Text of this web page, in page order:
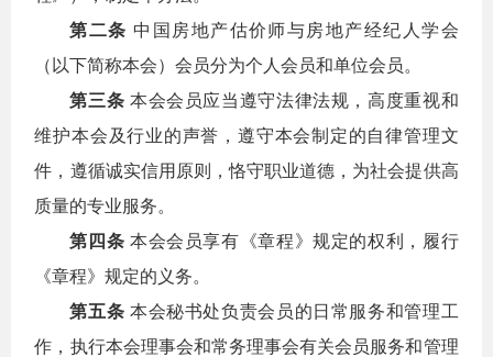
第二条 中国房地产估价师与房地产经纪人学会
（以下简称本会）会员分为个人会员和单位会员。
第三条 本会会员应当遵守法律法规，高度重视和
维护本会及行业的声誉，遵守本会制定的自律管理文
件，遵循诚实信用原则，恪守职业道德，为社会提供高
质量的专业服务。
第四条 本会会员享有《章程》规定的权利，履行
《章程》规定的义务。
第五条 本会秘书处负责会员的日常服务和管理工
作，执行本会理事会和常务理事会有关会员服务和管理